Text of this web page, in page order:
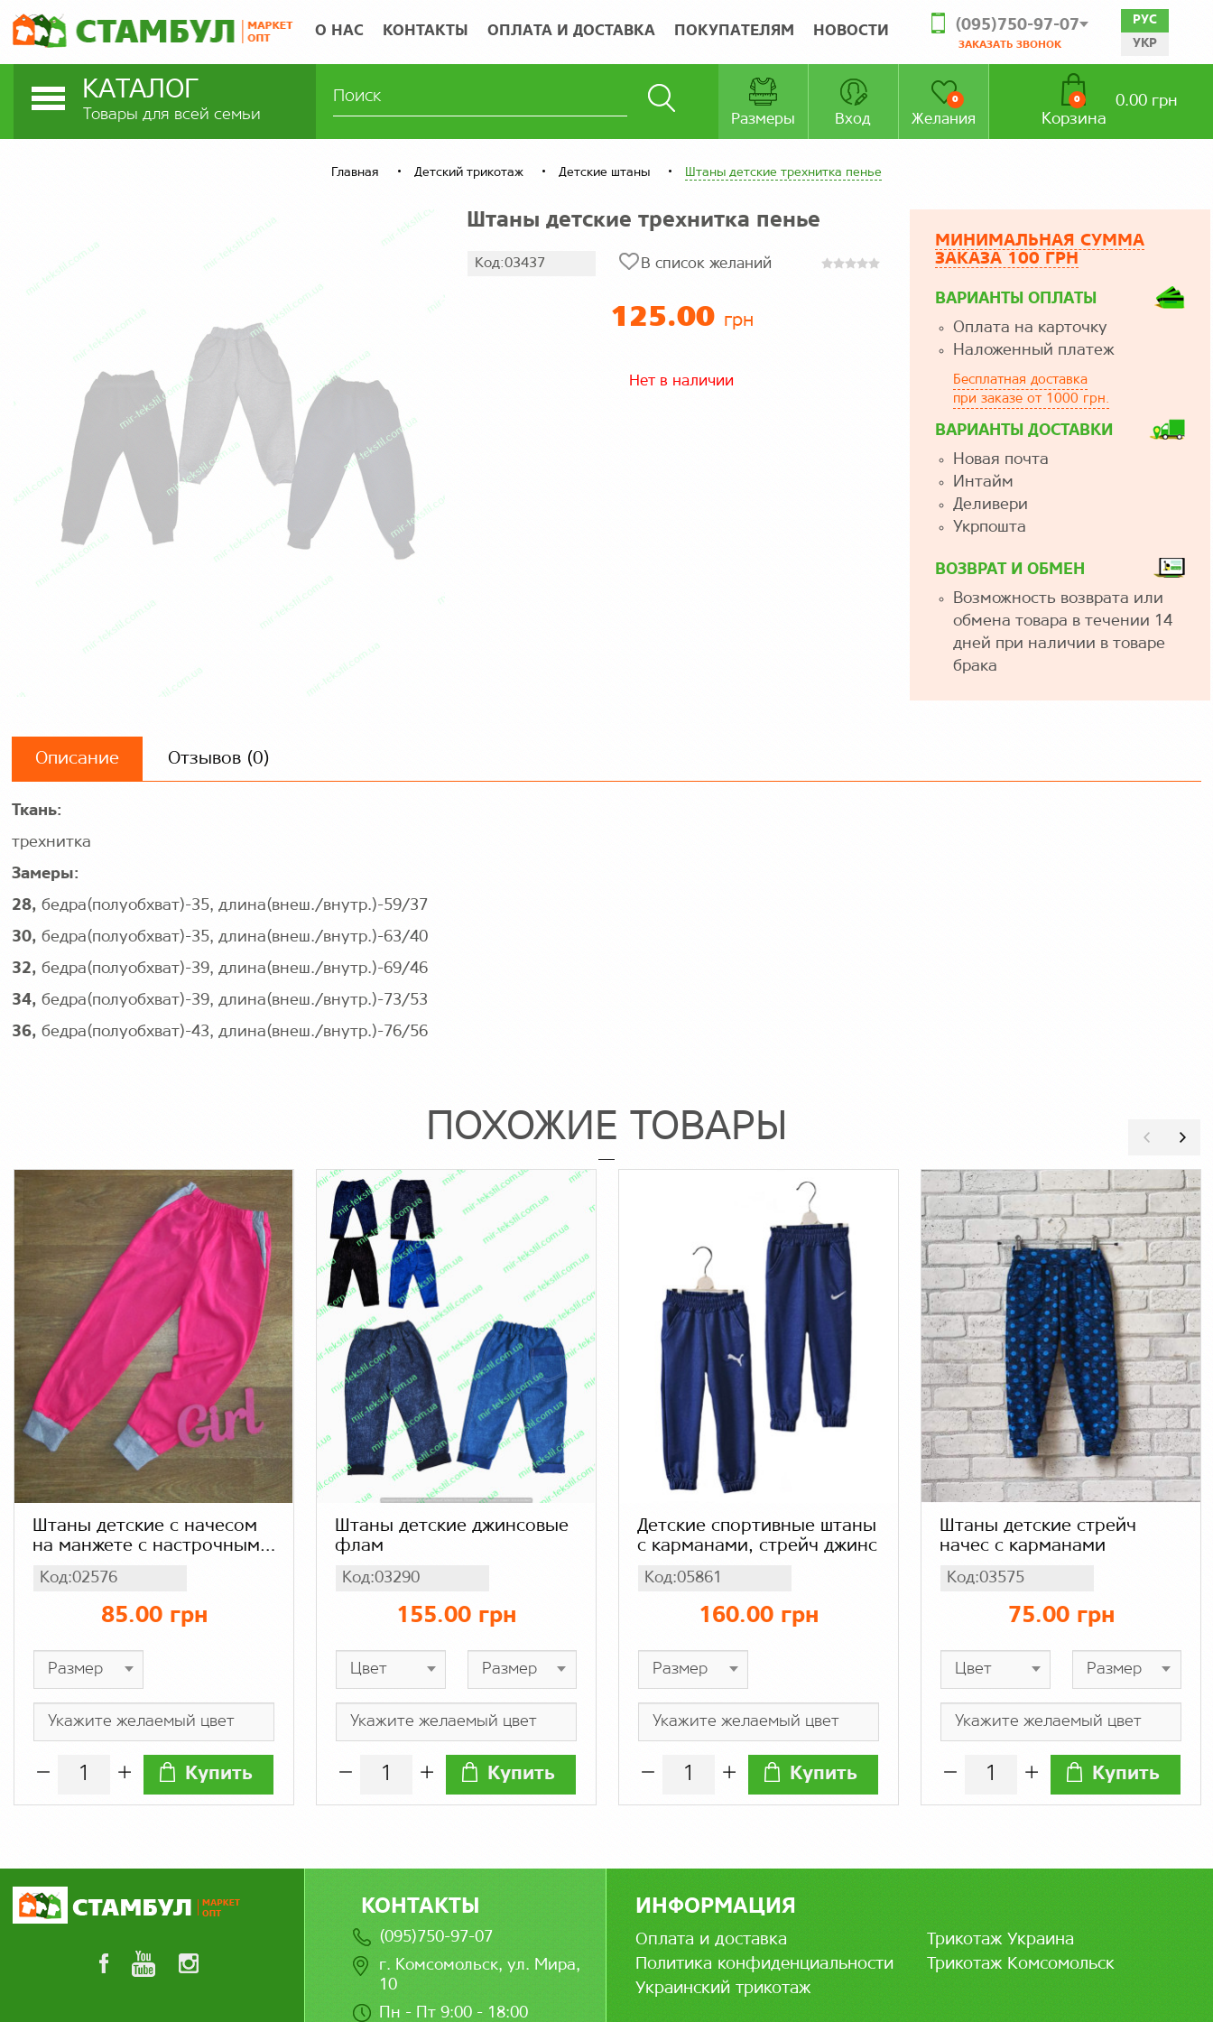
О НАС КОНТАКТЫ ОПЛАТА И ДОСТАВКА ПОКУПАТЕЛЯМ НОВОСТИ (095)750-97-07
ЗАКАЗАТЬ ЗВОНОК
РУС
УКР
КАТАЛОГ
Товары для всей семьи Размеры Вход Желания
0
Корзина
0 0.00 грн
Главная Детский трикотаж Детские штаны Штаны детские трехнитка пенье
Штаны детские трехнитка пенье
Код:03437 В список желаний
125.00 грн
Нет в наличии
МИНИМАЛЬНАЯ СУММА
ЗАКАЗА 100 ГРН
ВАРИАНТЫ ОПЛАТЫ
Оплата на карточку
Наложенный платеж
Бесплатная доставка
при заказе от 1000 грн.
ВАРИАНТЫ ДОСТАВКИ
Новая почта
Интайм
Деливери
Укрпошта
ВОЗВРАТ И ОБМЕН
Возможность возврата или
обмена товара в течении 14
дней при наличии в товаре
брака
Описание Отзывов (0)
Ткань:
трехнитка
Замеры:
28, бедра(полуобхват)-35, длина(внеш./внутр.)-59/37
30, бедра(полуобхват)-35, длина(внеш./внутр.)-63/40
32, бедра(полуобхват)-39, длина(внеш./внутр.)-69/46
34, бедра(полуобхват)-39, длина(внеш./внутр.)-73/53
36, бедра(полуобхват)-43, длина(внеш./внутр.)-76/56
ПОХОЖИЕ ТОВАРЫ
Штаны детские с начесом
на манжете с настрочными
Код:02576
85.00 грн
Купить
Штаны детские джинсовые
флам
Код:03290
155.00 грн
Купить
Детские спортивные штаны
с карманами, стрейч джинс
Код:05861
160.00 грн
Купить
Штаны детские стрейч
начес с карманами
Код:03575
75.00 грн
Купить
КОНТАКТЫ
(095)750-97-07
г. Комсомольск, ул. Мира,
10
Пн - Пт 9:00 - 18:00
ИНФОРМАЦИЯ
Оплата и доставка
Политика конфиденциальности
Украинский трикотаж
Трикотаж Украина
Трикотаж Комсомольск